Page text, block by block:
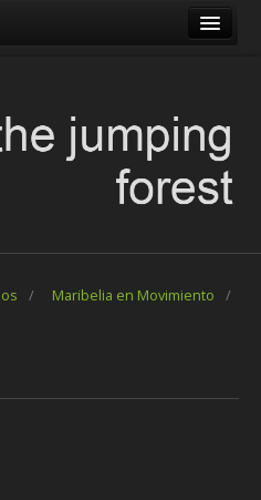
/ Maribelia en Movimiento
/